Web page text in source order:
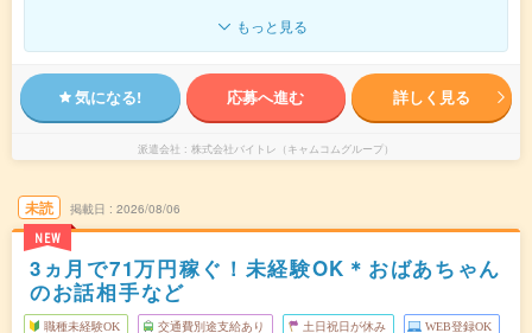
もっと見る
気になる! 応募へ進む 詳しく見る
派遣会社 株式会社バイトレ（キャムコムグループ）
未読
NEW
掲載日 2026/08/06
3ヵ月で71万円稼ぐ！未経験OK＊おばあちゃん
のお話相手など
職種未経験OK 交通費別途支給あり 土日祝日が休み WEB登録OK